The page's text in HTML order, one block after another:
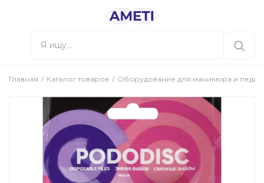
Главная Каталог товаров Оборудование для маникюра и